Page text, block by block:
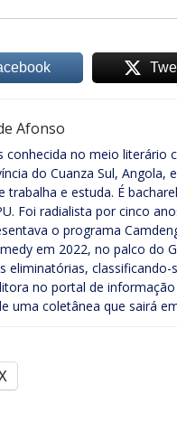
Afonso
conhecida no meio literário
do Cuanza Sul, Angola,
trabalha e estuda. É
Foi radialista por cinco
o programa
em 2022, no palco do
eliminatórias,
no portal de
uma coletânea que sairá